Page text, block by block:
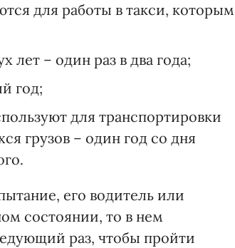
для работы в такси, которым
лет – один раз в два года;
год;
для транспортировки
грузов – один год со дня
его водитель или
состоянии, то в нем
раз, чтобы пройти